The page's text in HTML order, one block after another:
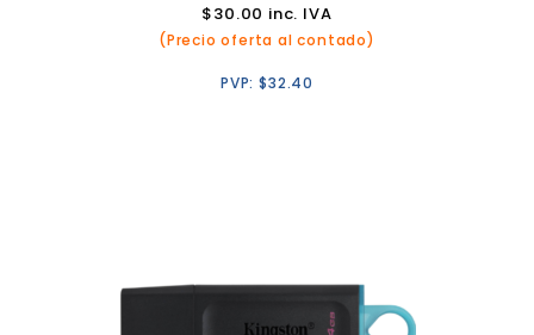
$30.00 inc. IVA
(Precio oferta al contado)
PVP:$32.40